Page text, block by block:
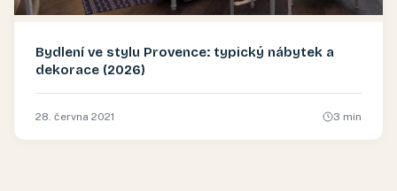
Bydlení ve stylu Provence: typický nábytek a
dekorace (2026)
28. června 2021 3 min